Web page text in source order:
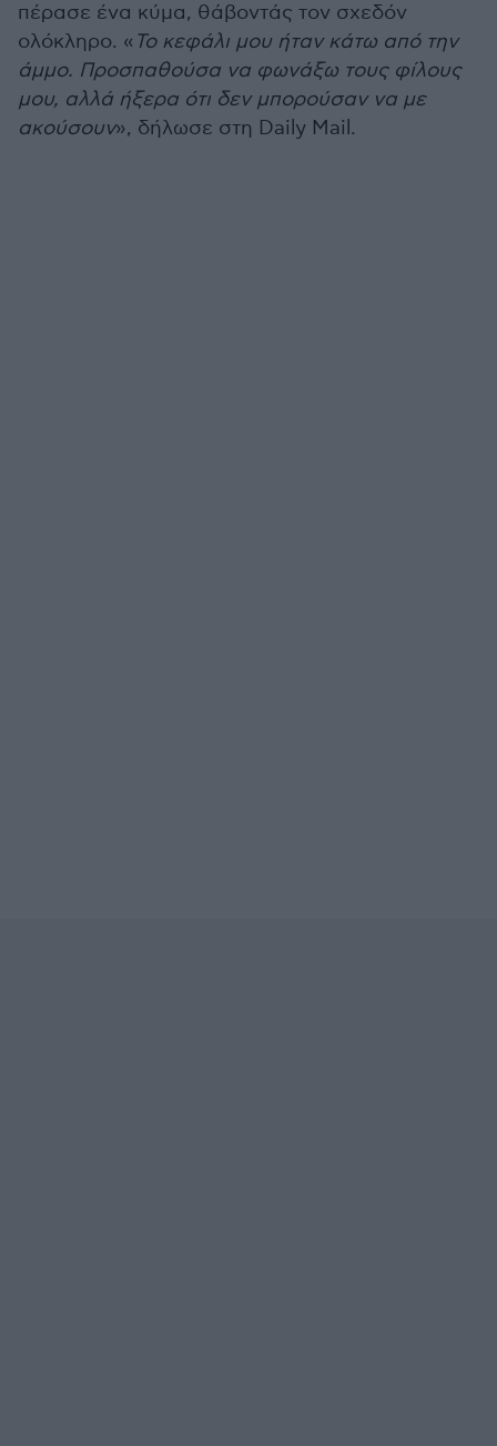
πέρασε ένα κύμα, θάβοντάς τον σχεδόν
ολόκληρο. « Το κεφάλι μου ήταν κάτω από την
άμμο. Προσπαθούσα να φωνάξω τους φίλους
μου, αλλά ήξερα ότι δεν μπορούσαν να με
ακούσουν», δήλωσε στη Daily Mail.